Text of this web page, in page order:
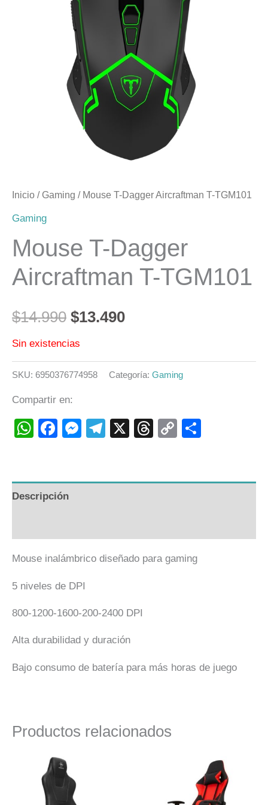
Inicio / Gaming / Mouse T-Dagger Aircraftman T-TGM101
Gaming
Mouse T-Dagger
Aircraftman T-TGM101
$14.990
era:
$14.990.
$13.490
es:
$13.490.
Sin existencias
SKU: 6950376774958 Categoría: Gaming
Compartir en:
WhatsApp
Facebook
Messenger
Telegram
X Threads
Copy
Descripción
Mouse inalámbrico diseñado para gaming
5 niveles de DPI
800-1200-1600-200-2400 DPI
Alta durabilidad y duración
Bajo consumo de batería para más horas de juego
Productos relacionados